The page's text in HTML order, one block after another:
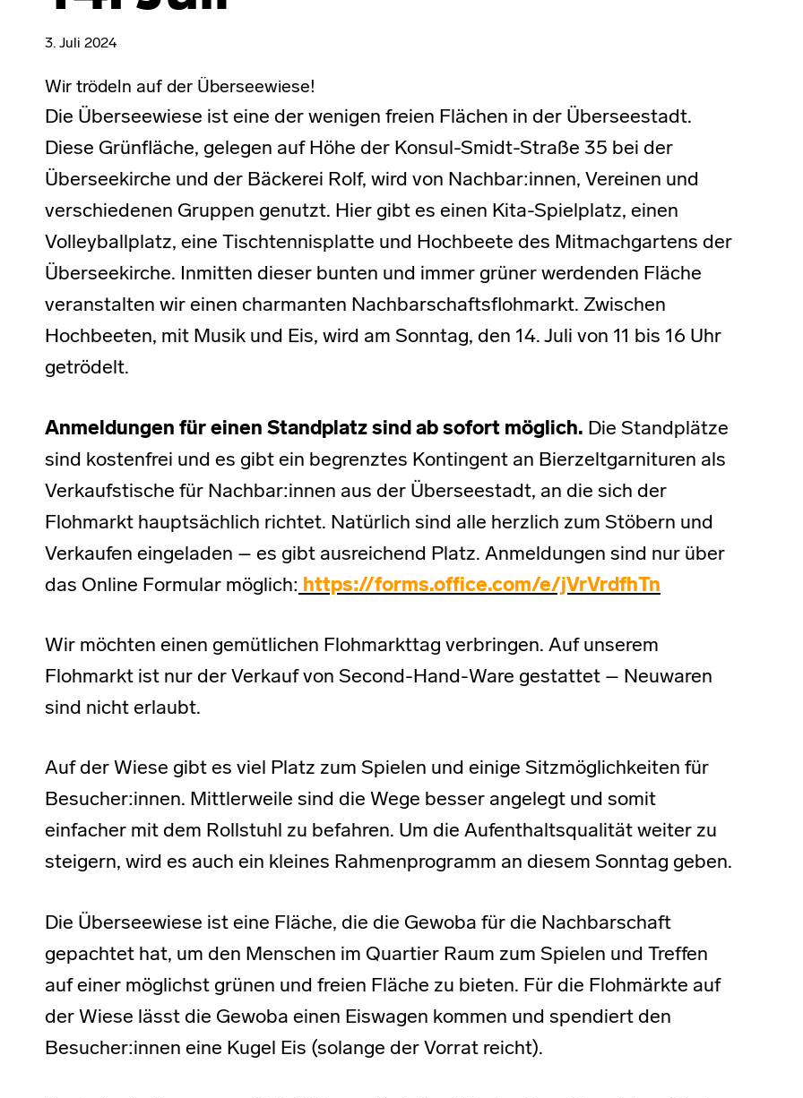
3. Juli 2024
Wir trödeln auf der Überseewiese!
Die Überseewiese ist eine der wenigen freien Flächen in der Überseestadt.
Diese Grünfläche, gelegen auf Höhe der Konsul-Smidt-Straße 35 bei der
Überseekirche und der Bäckerei Rolf, wird von Nachbar:innen, Vereinen und
verschiedenen Gruppen genutzt. Hier gibt es einen Kita-Spielplatz, einen
Volleyballplatz, eine Tischtennisplatte und Hochbeete des Mitmachgartens der
Überseekirche. Inmitten dieser bunten und immer grüner werdenden Fläche
veranstalten wir einen charmanten Nachbarschaftsflohmarkt. Zwischen
Hochbeeten, mit Musik und Eis, wird am Sonntag, den 14. Juli von 11 bis 16 Uhr
getrödelt.
Anmeldungen für einen Standplatz sind ab sofort möglich. Die Standplätze
sind kostenfrei und es gibt ein begrenztes Kontingent an Bierzeltgarnituren als
Verkaufstische für Nachbar:innen aus der Überseestadt, an die sich der
Flohmarkt hauptsächlich richtet. Natürlich sind alle herzlich zum Stöbern und
Verkaufen eingeladen – es gibt ausreichend Platz. Anmeldungen sind nur über
das Online Formular möglich: https://forms.office.com/e/jVrVrdfhTn
Wir möchten einen gemütlichen Flohmarkttag verbringen. Auf unserem
Flohmarkt ist nur der Verkauf von Second-Hand-Ware gestattet – Neuwaren
sind nicht erlaubt.
Auf der Wiese gibt es viel Platz zum Spielen und einige Sitzmöglichkeiten für
Besucher:innen. Mittlerweile sind die Wege besser angelegt und somit
einfacher mit dem Rollstuhl zu befahren. Um die Aufenthaltsqualität weiter zu
steigern, wird es auch ein kleines Rahmenprogramm an diesem Sonntag geben.
Die Überseewiese ist eine Fläche, die die Gewoba für die Nachbarschaft
gepachtet hat, um den Menschen im Quartier Raum zum Spielen und Treffen
auf einer möglichst grünen und freien Fläche zu bieten. Für die Flohmärkte auf
der Wiese lässt die Gewoba einen Eiswagen kommen und spendiert den
Besucher:innen eine Kugel Eis (solange der Vorrat reicht).